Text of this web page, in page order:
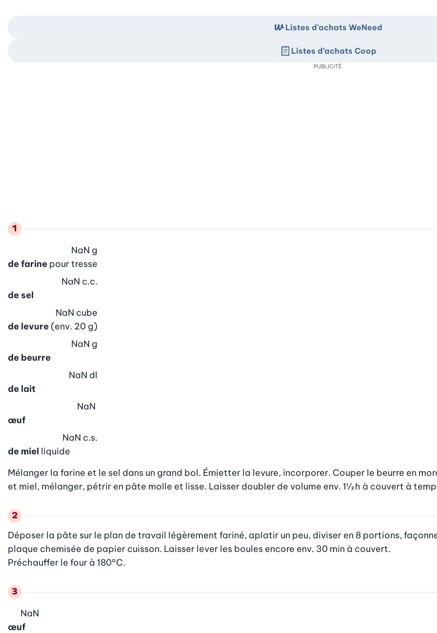
de farine pour tresse
NaN g
de sel
NaN c.c.
de levure (env. 20 g)
NaN cube
de beurre
NaN g
de lait
NaN dl
œuf
NaN
de miel liquide
NaN c.s.
Mélanger la farine et le sel dans un grand bol. Émietter la levure, incorporer. Couper le beurre en
et miel, mélanger, pétrir en pâte molle et lisse. Laisser doubler de volume env. 1½ h à couvert à
Déposer la pâte sur le plan de travail légèrement fariné, aplatir un peu, diviser en 8 portions,
plaque chemisée de papier cuisson. Laisser lever les boules encore env. 30 min à couvert.
Préchauffer le four à 180°C.
œuf
NaN
Listes d’achats WeNeed
Listes d’achats Coop
PUBLICITÉ